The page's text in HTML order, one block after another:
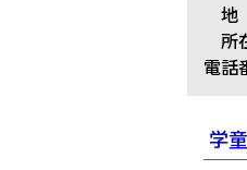
地
所
電話
学